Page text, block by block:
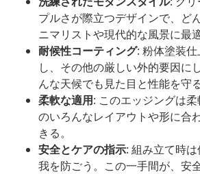
プルさが際立つデザインで、ど
ニマリストや現代的な風景に最適
耐候性コーティング: 粉体塗装
し、その他の厳しい外的要因に
んな天候でも見た目と性能を守る
柔軟な適用: このエッジングは
のいろんなレイアウトや形に合
きる。
安全とケアの指示: 組み立て時
我を防ごう。この一手間が、安